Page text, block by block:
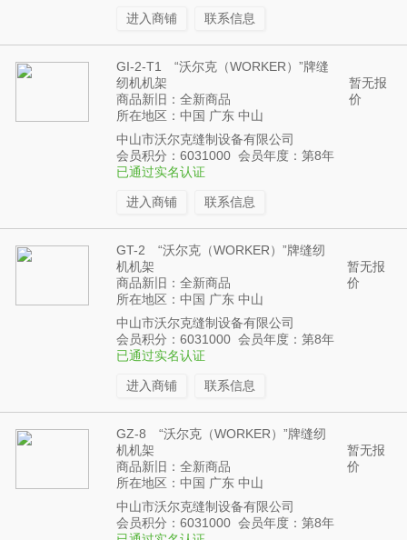
进入商铺 联系信息
GI-2-T1 “沃尔克（WORKER）”牌缝
纫机机架
商品新旧：全新商品
所在地区：中国 广东 中山
暂无报
价
中山市沃尔克缝制设备有限公司
会员积分：6031000 会员年度：第8年
已通过实名认证
进入商铺 联系信息
GT-2 “沃尔克（WORKER）”牌缝纫
机机架
商品新旧：全新商品
所在地区：中国 广东 中山
暂无报
价
中山市沃尔克缝制设备有限公司
会员积分：6031000 会员年度：第8年
已通过实名认证
进入商铺 联系信息
GZ-8 “沃尔克（WORKER）”牌缝纫
机机架
商品新旧：全新商品
所在地区：中国 广东 中山
暂无报
价
中山市沃尔克缝制设备有限公司
会员积分：6031000 会员年度：第8年